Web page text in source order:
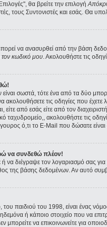
θα βρείτε την επιλογή
τους Συντονιστές και εσάς. Θα
να ανασυρθεί από την βάση
κωδικό μου. Ακολουθήστε τις
σωστά, τότε ένα από τα δύο
ακολουθήσετε τις οδηγίες που
είτε από εσάς είτε από τον
ταχυδρομείο,, ακολουθήστε τις
ό,τι το E-Mail που δώσατε
να συνδεθώ πλέον!
ή να διέγραψε τον λογαριασμό
της βάσης δεδομένων. Αν αυτό
παιδιού του 1998, είναι ένας
ή κάποιο στοιχείο που να
μπορείτε να επικοινωνείτε για